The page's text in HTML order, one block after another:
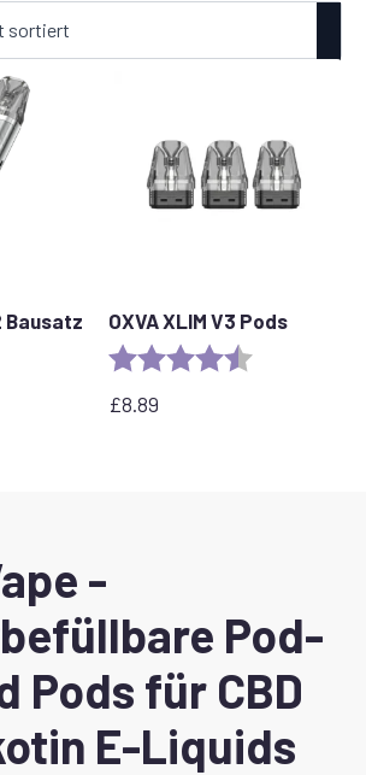
Bausatz
5.0 out of 5 stars
OXVA XLIM V3 Pods
Rating:
£8.89
-
Pod-
Pods für CBD
E-Liquids